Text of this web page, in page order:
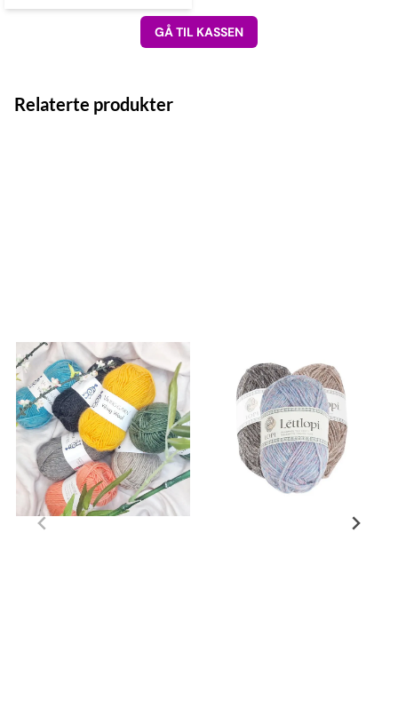
GÅ TIL KASSEN
Relaterte produkter